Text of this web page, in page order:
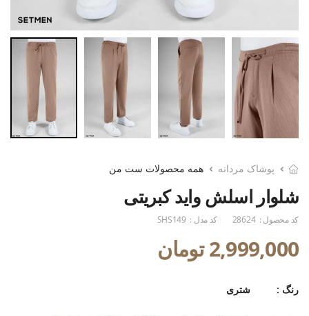
پوشاک مردانه همه محصولات ست من
شلوار اسلش واید کبریتی
کد محصول : 28624 کد مدل : SHS149
2,999,000 تومان
رنگ : شتری